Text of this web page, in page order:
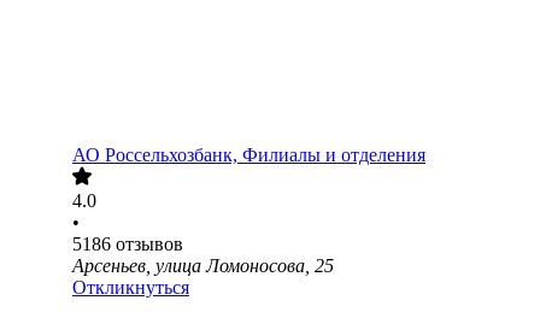
АО Россельхозбанк, Филиалы и отделения
4.0
•
5186 отзывов
Арсеньев, улица Ломоносова, 25
Откликнуться